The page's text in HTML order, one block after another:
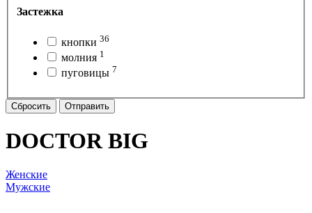
Застежка
кнопки 36
молния 1
пуговицы 7
Сбросить Отправить
DOCTOR BIG
Женские
Мужские